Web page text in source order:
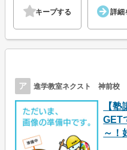
キープする 詳細
ア 進学教室ネクスト 神前校
【
GET
～！